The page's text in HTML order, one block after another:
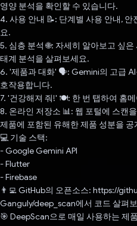
영양 분석을 확인할 수 있습니다.
4. 사용 안내 📝: 단계별 사용 안내,
요.
5. 심층 분석 🌐: 자세히 알아보고 싶
태계 분석을 살펴보세요.
6. '제품과 대화' 🗣️: Gemini의 고급
호작용합니다.
7. '건강해져 줘!' 🍽️: 한 번 탭하여 홈
8. 온라인 저장소 📊: 웹 포털에 스캔
제품에 포함된 유해한 제품 성분을 공
💻 기술 스택:
- Google Gemini API
- Flutter
- Firebase
👨‍💻 GitHub의 오픈소스: https://
Ganguly/deep_scan에서 코드 살펴
🎯 DeepScan으로 매일 사용하는 제